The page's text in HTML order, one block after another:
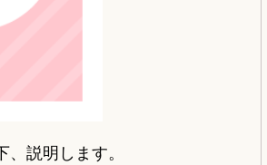
説明します。